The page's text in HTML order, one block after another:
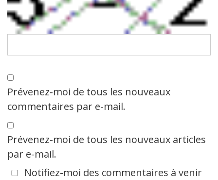
Prévenez-moi de tous les nouveaux
commentaires par e-mail.
Prévenez-moi de tous les nouveaux articles
par e-mail.
Notifiez-moi des commentaires à venir